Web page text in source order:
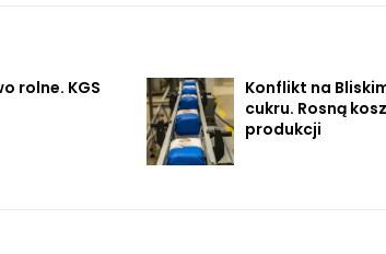
rolne. KGS
Konflikt na
cukru. Rosną
produkcji